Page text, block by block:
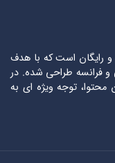
و رایگان است که با هدف
و فرانسه طراحی شده. در
محتوا، توجه ویژه ای به